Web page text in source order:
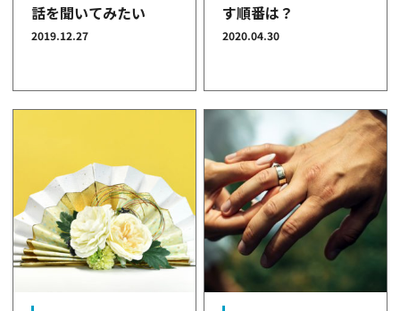
話を聞いてみたい
2019.12.27
す順番は？
2020.04.30